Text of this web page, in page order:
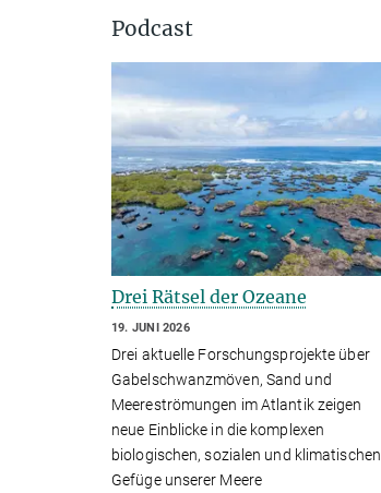
Podcast
Drei Rätsel der Ozeane
19. JUNI 2026
Drei aktuelle Forschungsprojekte über
Gabelschwanzmöven, Sand und
Meereströmungen im Atlantik zeigen
neue Einblicke in die komplexen
biologischen, sozialen und klimatischen
Gefüge unserer Meere